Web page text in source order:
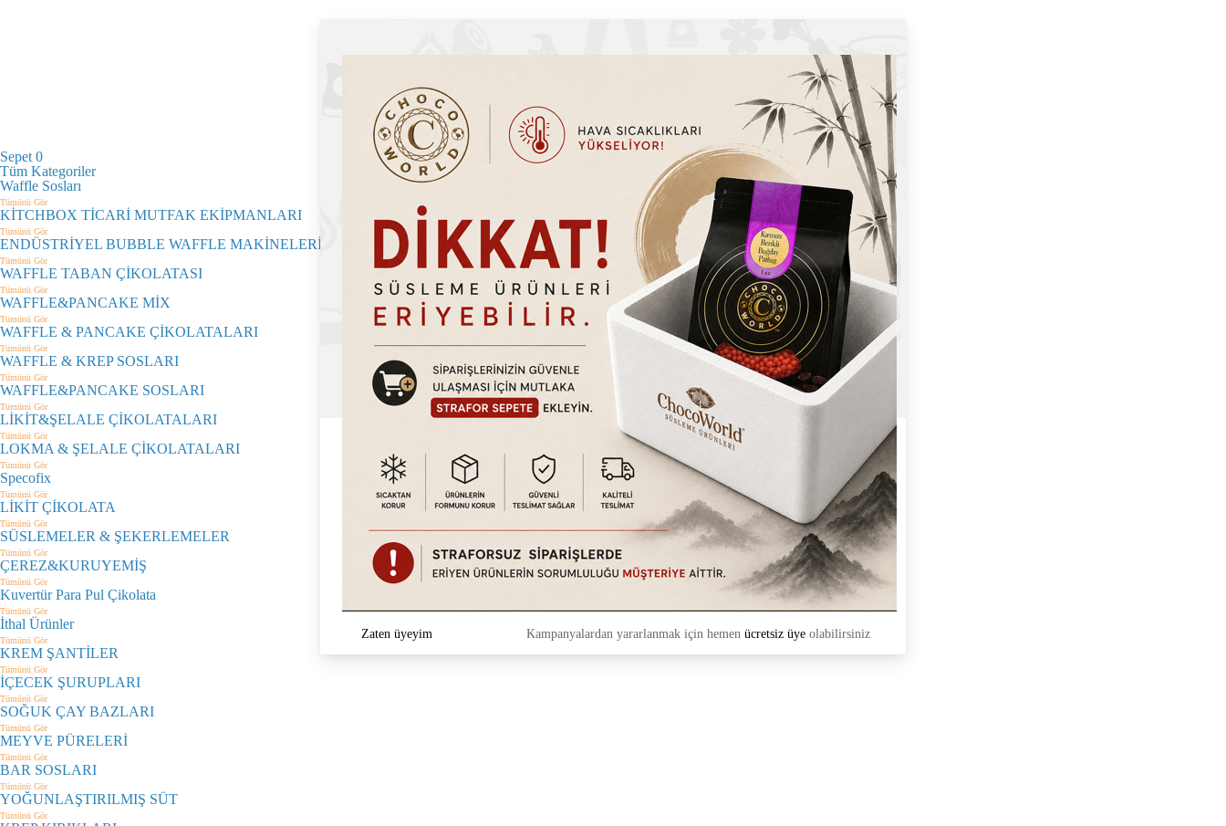
Sepet 0
Tüm Kategoriler
Waffle Sosları
Tümünü Gör
KİTCHBOX TİCARİ MUTFAK EKİPMANLARI
Tümünü Gör
ENDÜSTRİYEL BUBBLE WAFFLE MAKİNELERİ
Tümünü Gör
WAFFLE TABAN ÇİKOLATASI
Tümünü Gör
WAFFLE&PANCAKE MİX
Tümünü Gör
WAFFLE & PANCAKE ÇİKOLATALARI
Tümünü Gör
WAFFLE & KREP SOSLARI
Tümünü Gör
WAFFLE&PANCAKE SOSLARI
Tümünü Gör
LİKİT&ŞELALE ÇİKOLATALARI
Tümünü Gör
LOKMA & ŞELALE ÇİKOLATALARI
Tümünü Gör
Specofix
Tümünü Gör
LİKİT ÇİKOLATA
Tümünü Gör
SÜSLEMELER & ŞEKERLEMELER
Tümünü Gör
ÇEREZ&KURUYEMİŞ
Tümünü Gör
Kuvertür Para Pul Çikolata
Tümünü Gör
İthal Ürünler
Tümünü Gör
KREM ŞANTİLER
Tümünü Gör
İÇECEK ŞURUPLARI
Tümünü Gör
SOĞUK ÇAY BAZLARI
Tümünü Gör
MEYVE PÜRELERİ
Tümünü Gör
BAR SOSLARI
Tümünü Gör
YOĞUNLAŞTIRILMIŞ SÜT
Tümünü Gör
Kampanyalardan yararlanmak için hemen ücretsiz üye olabilirsiniz
Zaten üyeyim